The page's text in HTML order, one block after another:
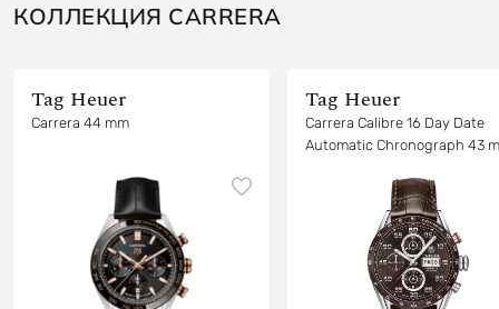
КОЛЛЕКЦИЯ CARRERA
Tag Heuer
Carrera 44 mm
Tag Heuer
Carrera Calibre 16 Day Date
Automatic Chronograph 43